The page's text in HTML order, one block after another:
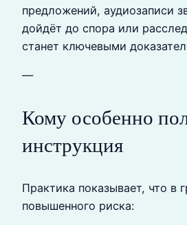
предложений, аудиозаписи
дойдёт до спора или
станет ключевыми
—
Кому особенно
инструкция
Практика показывает, что в
повышенного риска: